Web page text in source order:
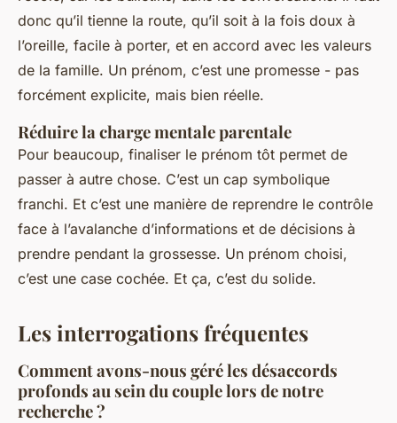
donc qu’il tienne la route, qu’il soit à la fois doux à
l’oreille, facile à porter, et en accord avec les valeurs
de la famille. Un prénom, c’est une promesse - pas
forcément explicite, mais bien réelle.
Réduire la charge mentale parentale
Pour beaucoup, finaliser le prénom tôt permet de
passer à autre chose. C’est un cap symbolique
franchi. Et c’est une manière de reprendre le contrôle
face à l’avalanche d’informations et de décisions à
prendre pendant la grossesse. Un prénom choisi,
c’est une case cochée. Et ça, c’est du solide.
Les interrogations fréquentes
Comment avons-nous géré les désaccords
profonds au sein du couple lors de notre
recherche ?